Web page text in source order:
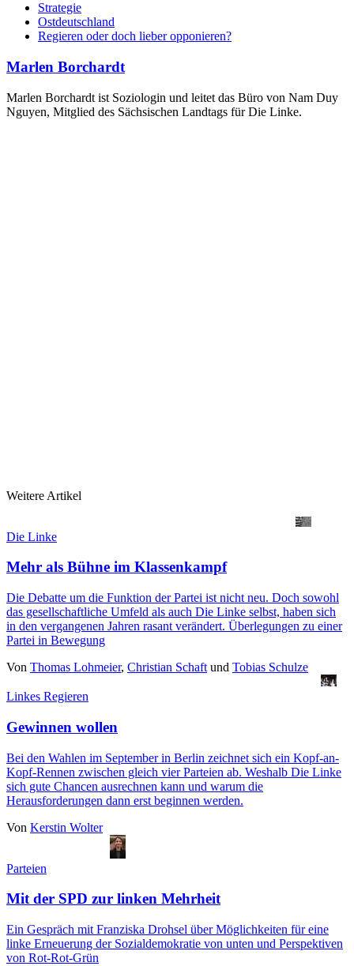
Strategie
Ostdeutschland
Regieren oder doch lieber opponieren?
Marlen Borchardt
Marlen Borchardt ist Soziologin und leitet das Büro von Nam Duy
Nguyen, Mitglied des Sächsischen Landtags für Die Linke.
Weitere Artikel
Die Linke
Mehr als Bühne im Klassenkampf
Die Debatte um die Funktion der Partei ist nicht neu. Doch sowohl
das gesellschaftliche Umfeld als auch Die Linke selbst, haben sich
in den vergangenen Jahren rasant verändert. Überlegungen zu einer
Partei in Bewegung
Von Thomas Lohmeier, Christian Schaft und Tobias Schulze
Linkes Regieren
Gewinnen wollen
Bei den Wahlen im September in Berlin zeichnet sich ein Kopf-an-
Kopf-Rennen zwischen gleich vier Parteien ab. Weshalb Die Linke
sich gute Chancen ausrechnen kann und warum die
Herausforderungen dann erst beginnen werden.
Von Kerstin Wolter
Parteien
Mit der SPD zur linken Mehrheit
Ein Gespräch mit Franziska Drohsel über Möglichkeiten für eine
linke Erneuerung der Sozialdemokratie von unten und Perspektiven
von Rot-Rot-Grün